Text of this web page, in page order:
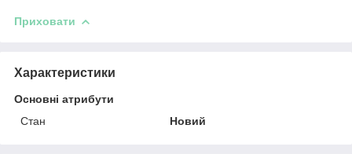
Приховати
Характеристики
Основні атрибути
Стан
Новий